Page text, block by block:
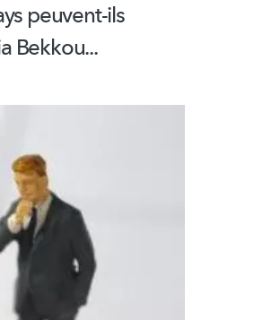
peuvent-ils
Bekkou...